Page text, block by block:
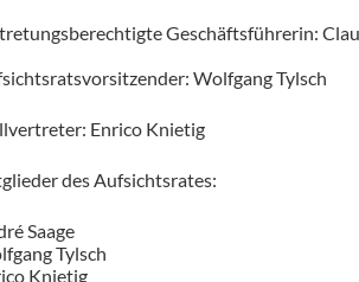
Geschäftsführerin:
Wolfgang Tylsch
Enrico Knietig
des Aufsichtsrates:
Saage
Tylsch
Knietig